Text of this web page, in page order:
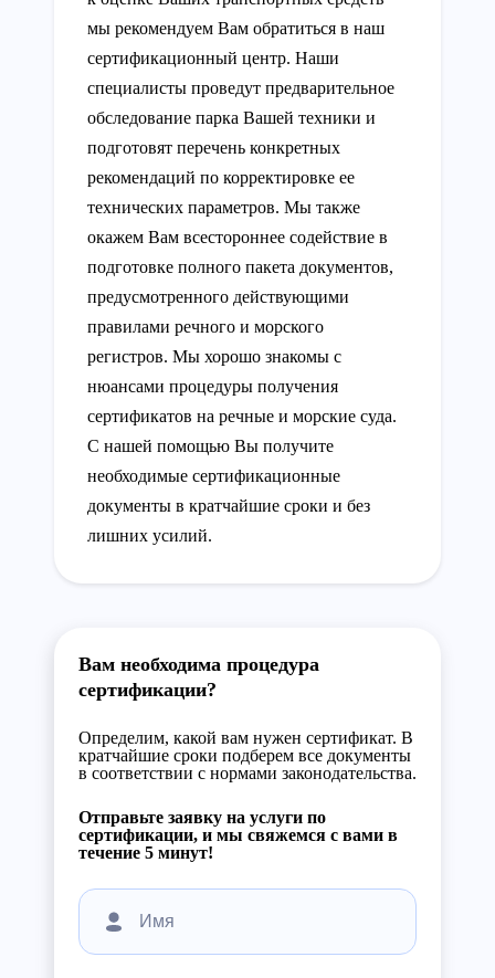
мы рекомендуем Вам обратиться в наш
сертификационный центр. Наши
специалисты проведут предварительное
обследование парка Вашей техники и
подготовят перечень конкретных
рекомендаций по корректировке ее
технических параметров. Мы также
окажем Вам всестороннее содействие в
подготовке полного пакета документов,
предусмотренного действующими
правилами речного и морского
регистров. Мы хорошо знакомы с
нюансами процедуры получения
сертификатов на речные и морские суда.
С нашей помощью Вы получите
необходимые сертификационные
документы в кратчайшие сроки и без
лишних усилий.
Вам необходима процедура
сертификации?
Определим, какой вам нужен сертификат. В
кратчайшие сроки подберем все документы
в соответствии с нормами законодательства.
Отправьте заявку на услуги по
сертификации, и мы свяжемся с вами в
течение 5 минут!